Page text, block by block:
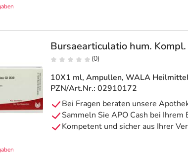
Bursaearticulatio hum.
(0)
10X1 ml, Ampullen, WALA
PZN/Art.Nr.: 02910172